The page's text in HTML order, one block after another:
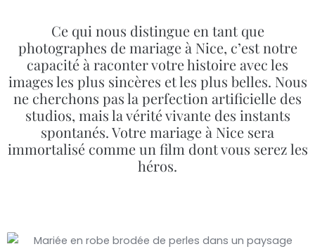
Ce qui nous distingue en tant que
photographes de mariage à Nice, c’est notre
capacité à raconter votre histoire avec les
images les plus sincères et les plus belles. Nous
ne cherchons pas la perfection artificielle des
studios, mais la vérité vivante des instants
spontanés. Votre mariage à Nice sera
immortalisé comme un film dont vous serez les
héros.